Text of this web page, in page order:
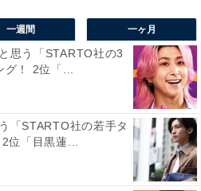
がランクイン。2020年5月1日
一週間 一ヶ月
思う「STARTO社の3
！ 2位「...
「STARTO社の若手タ
位「目黒蓮...